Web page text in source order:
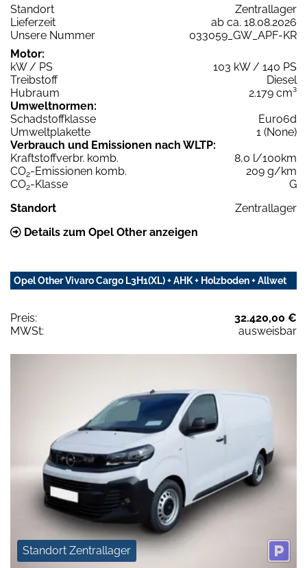
Standort
Zentrallager
Lieferzeit
ab ca. 18.08.2026
Unsere Nummer
033059_GW_APF-KR
Motor:
kW / PS
103 kW / 140 PS
Treibstoff
Diesel
Hubraum
2.179 cm³
Umweltnormen:
Schadstoffklasse
Euro6d
Umweltplakette
1 (None)
Verbrauch und Emissionen nach WLTP:
Kraftstoffverbr. komb.
8,0 l/100km
CO2-Emissionen komb.
209 g/km
CO2-Klasse
G
Standort
Zentrallager
Details zum Opel Other anzeigen
Opel Other Vivaro Cargo L3H1(XL) + AHK + Holzboden + Allwet
Preis:
32.420,00 €
MWSt:
ausweisbar
Standort Zentrallager